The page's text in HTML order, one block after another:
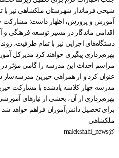
شیخی فرماندار شهرستان ملکشاهی نیز با
آموزش و پرورش، اظهار داشت: مشارکت
اقدامی ماندگار در مسیر توسعه
دستگاه‌های اجرایی نیز با تمام ظرفیت،
بهره‌برداری پیگیری خواهند کرد مدیرکل
مراسم احداث این مدرسه را گامی مؤثر
عنوان کرد و از همراهی خیرین مدرسه‌ساز
مدرسه چهار کلاسه یادشده با مشارکت
بهره‌برداری از آن، بخشی از نیازهای
برای تحصیل دانش‌آموزان فراهم خواهد
ملکشاهی
@malekshahi_news